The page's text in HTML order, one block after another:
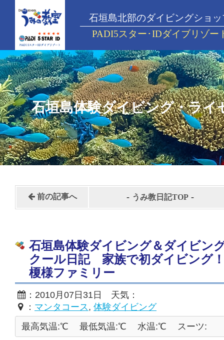
石垣島北部のダイビングショッ
PADI5スター･IDダイブリゾー
石垣島体験ダイビング・ライ
前の記事へ - うみ教日記TOP -
石垣島体験ダイビング＆ダイビン
クール日記 家族で初ダイビング
榎様ファミリー
：2010月07日31日 天気：
： マンタコース, 体験ダイビング
最高気温:℃
最低気温:℃ 水温:℃ スーツ: